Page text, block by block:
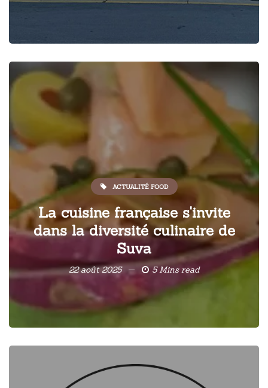
ACTUALITÉ FOOD
La cuisine française s'invite
dans la diversité culinaire de
Suva
22 août 2025 5 Mins read